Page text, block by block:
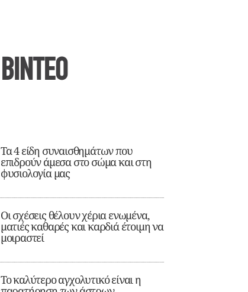
ΒΙΝΤΕΟ
Τα 4 είδη συναισθημάτων που
επιδρούν άμεσα στο σώμα και στη
φυσιολογία μας
Οι σχέσεις θέλουν χέρια ενωμένα,
ματιές καθαρές και καρδιά έτοιμη να
μοιραστεί
Το καλύτερο αγχολυτικό είναι η